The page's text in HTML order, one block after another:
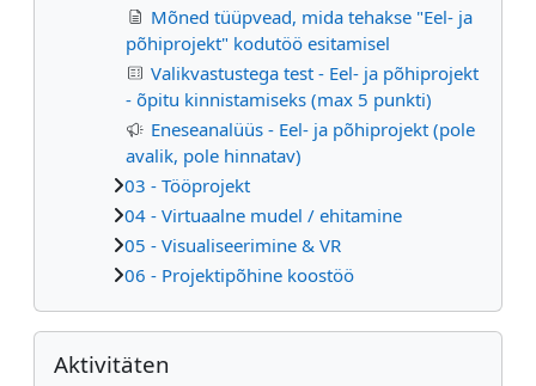
Mõned tüüpvead, mida tehakse "Eel- ja
põhiprojekt" kodutöö esitamisel
Valikvastustega test - Eel- ja põhiprojekt
- õpitu kinnistamiseks (max 5 punkti)
Eneseanalüüs - Eel- ja põhiprojekt (pole
avalik, pole hinnatav)
03 - Tööprojekt
04 - Virtuaalne mudel / ehitamine
05 - Visualiseerimine & VR
06 - Projektipõhine koostöö
Aktivitäten überspringen
Aktivitäten